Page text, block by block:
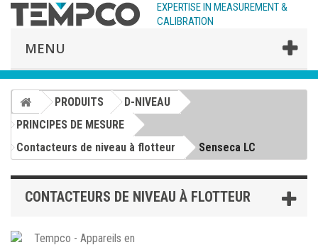
EXPERTISE IN MEASUREMENT &
CALIBRATION
MENU
PRODUITS
D-NIVEAU
PRINCIPES DE MESURE
Contacteurs de niveau à flotteur
Senseca LC
CONTACTEURS DE NIVEAU À FLOTTEUR